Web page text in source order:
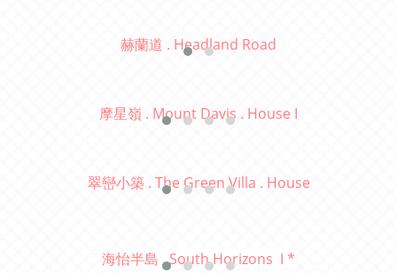
赫蘭道 . Headland Road
摩星嶺 . Mount Davis . House I
翠巒小築 . The Green Villa . House
海怡半島 . South Horizons I *